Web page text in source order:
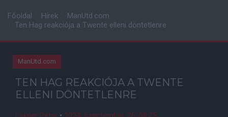
Főoldal Hírek
ManUtd.com
Ten Hag reakciója a Twente elleni döntetlenre
ManUtd.com
TEN HAG REAKCIÓJA A TWENTE
ELLENI DÖNTETLENRE